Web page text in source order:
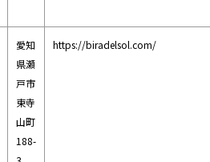
愛知
県瀬
戸市
東寺
山町
188-
https://biradelsol.com/